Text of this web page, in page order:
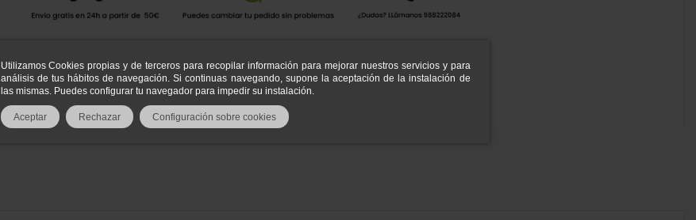
Utilizamos Cookies propias y de terceros para recopilar información para mejorar nuestros servicios y para
análisis de tus hábitos de navegación. Si continuas navegando, supone la aceptación de la instalación de
las mismas. Puedes configurar tu navegador para impedir su instalación.
Aceptar Rechazar Configuración sobre cookies